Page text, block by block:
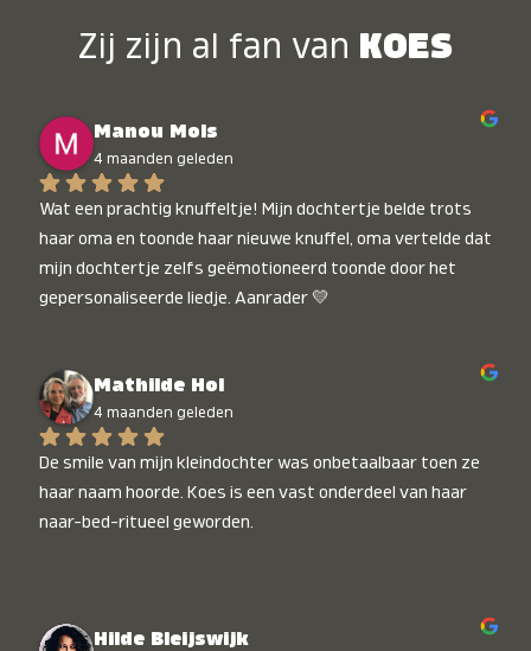
Zij zijn al fan van KOES
Manou Mols
4 maanden geleden
Wat een prachtig knuffeltje! Mijn dochtertje belde trots
haar oma en toonde haar nieuwe knuffel, oma vertelde dat
mijn dochtertje zelfs geëmotioneerd toonde door het
gepersonaliseerde liedje. Aanrader 💛
Mathilde Hol
4 maanden geleden
De smile van mijn kleindochter was onbetaalbaar toen ze
haar naam hoorde. Koes is een vast onderdeel van haar
naar-bed-ritueel geworden.
Hilde Bleijswijk